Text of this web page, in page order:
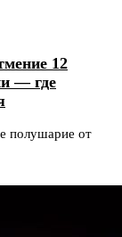
12
— где
полушарие от